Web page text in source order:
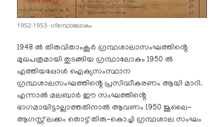
1952-1953- ഗ്രന്ഥാലോകം
1948 ൽ തിരുവിതാംകൂർ ഗ്രന്ഥശാലാസംഘത്തിൻ്റെ
മുഖപത്രമായി തുടങ്ങിയ ഗ്രന്ഥാലോകം 1950 ൽ
എത്തിയപ്പോൾ ഐക്യസംസ്ഥാന
ഗ്രന്ഥശാലസംഘത്തിൻ്റെ പ്രസിദ്ധീകരണം ആയി മാറി.
എന്നാൽ മലബാർ ഈ സംഘത്തിൻ്റെ
ഭാഗമായിട്ടാല്ലാത്തതിനാൽ ആവണം 1950 ജൂലൈ-
ആഗസ്റ്റ് ലക്കം തൊട്ട് തിരു-കൊച്ചി ഗ്രന്ഥശാല സംഘം